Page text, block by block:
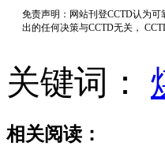
免责声明：网站刊登CCTD认为
出的任何决策与CCTD无关，
关键词：
相关阅读：